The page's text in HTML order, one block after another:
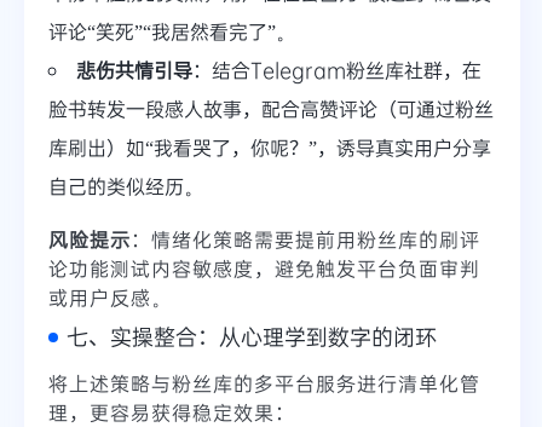
评论“笑死”“我居然看完了”。
悲伤共情引导：结合Telegram粉丝库社群，在
脸书转发一段感人故事，配合高赞评论（可通过粉丝
库刷出）如“我看哭了，你呢？”，诱导真实用户分享
自己的类似经历。
风险提示：情绪化策略需要提前用粉丝库的刷评
论功能测试内容敏感度，避免触发平台负面审判
或用户反感。
七、实操整合：从心理学到数字的闭环
将上述策略与粉丝库的多平台服务进行清单化管
理，更容易获得稳定效果：